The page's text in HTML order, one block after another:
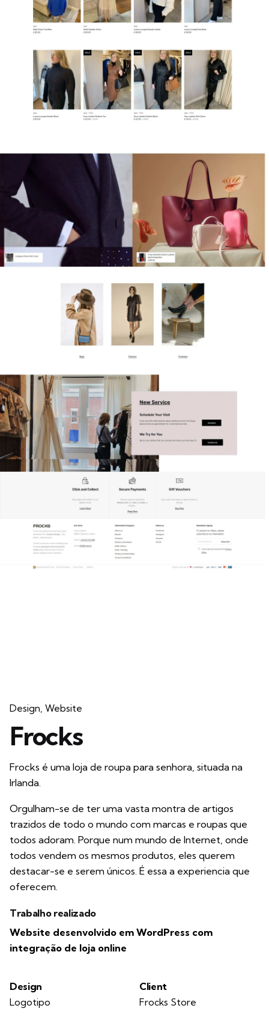
Design Website
Frocks
Frocks é uma loja de roupa para senhora, situada na
Irlanda.
Orgulham-se de ter uma vasta montra de artigos
trazidos de todo o mundo com marcas e roupas que
todos adoram. Porque num mundo de Internet, onde
todos vendem os mesmos produtos, eles querem
destacar-se e serem únicos. É essa a experiencia que
oferecem.
Trabalho realizado
Website desenvolvido em WordPress com
integração de loja online
Design
Logotipo
Client
Frocks Store